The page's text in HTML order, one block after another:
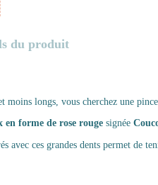
du produit
moins longs, vous cherchez une
en forme de rose rouge signée
avec ces grandes dents permet de